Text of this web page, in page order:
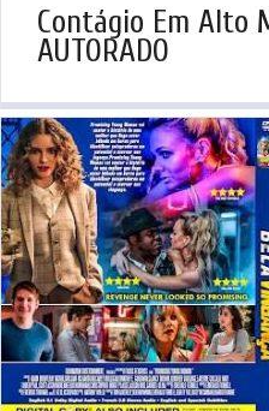
Contágio Em Alto
AUTORADO